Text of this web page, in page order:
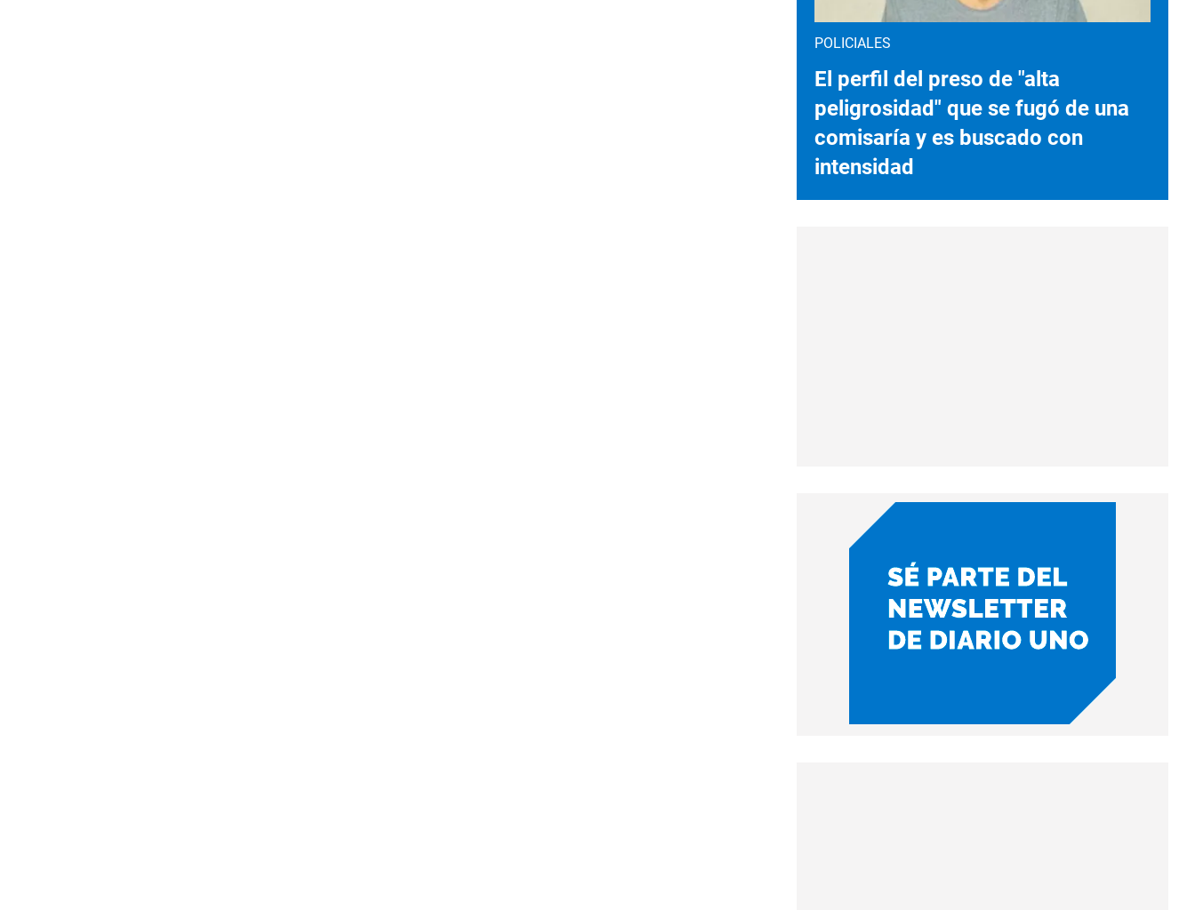
POLICIALES
El perfil del preso de "alta
peligrosidad" que se fugó de una
comisaría y es buscado con
intensidad